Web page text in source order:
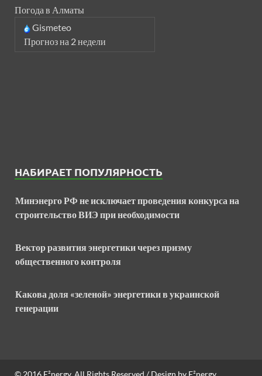
Погода в Алматы
Gismeteo
Прогноз на 2 недели
НАБИРАЕТ ПОПУЛЯРНОСТЬ
Минэнерго РФ не исключает проведения конкурса на
строительство ВИЭ при необходимости
Вектор развития энергетики через призму
общественного контроля
Какова доля «зеленой» энергетики в украинской
генерации